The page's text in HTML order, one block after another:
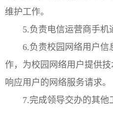
维护工作。
5.负责电信运营商手机
6.负责校园网络用户信
作，为校园网络用户提供
响应用户的网络服务请求。
7.完成领导交办的其他